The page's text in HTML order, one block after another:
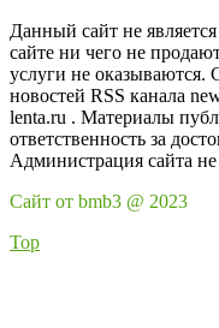
Данный сайт не
сайте ни чего не
услуги не оказываются.
новостей RSS канала
lenta.ru . Материалы
ответственность за
Администрация сайта не
Сайт от bmb3 @ 2023
Top